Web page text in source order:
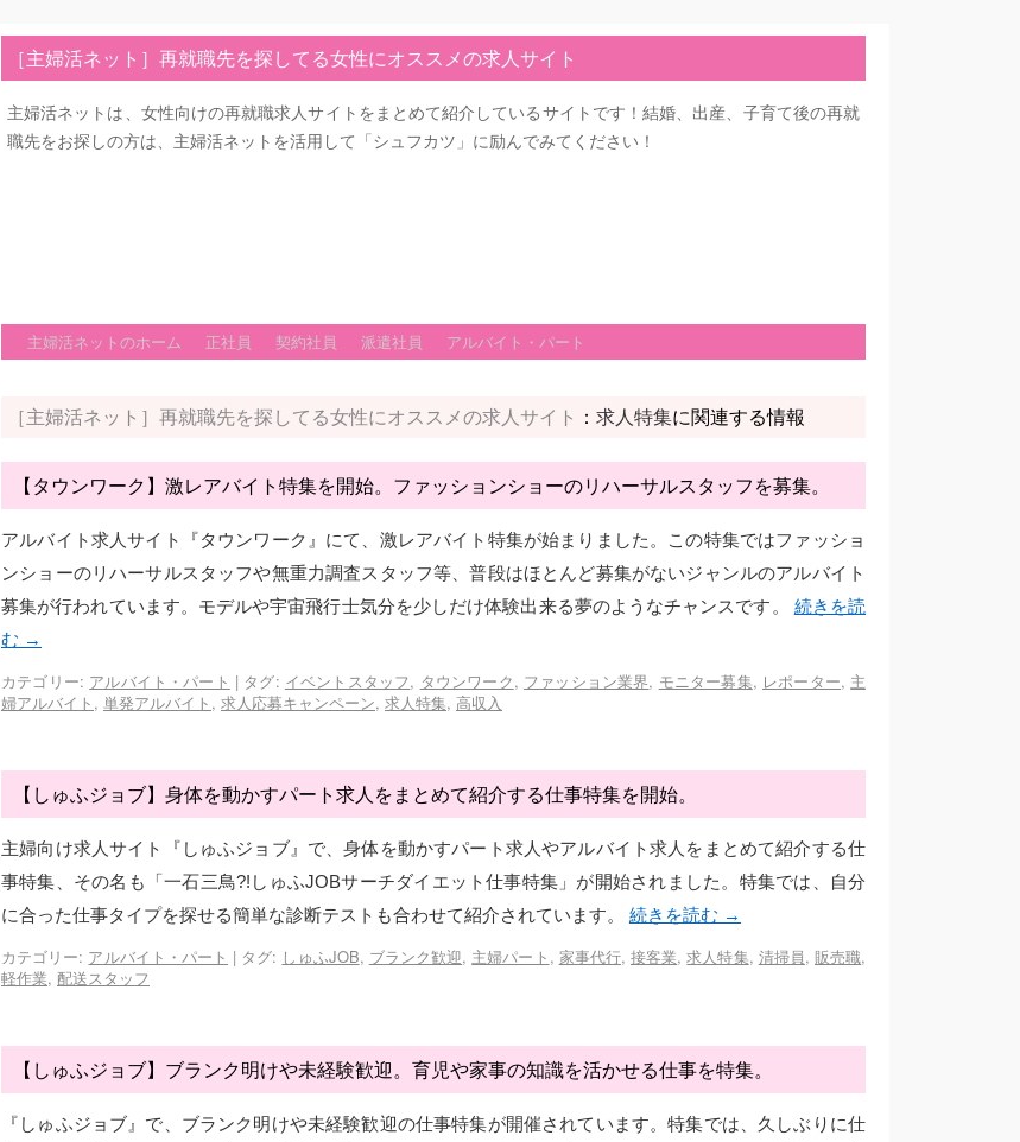
［主婦活ネット］再就職先を探してる女性にオススメの求人サイト
主婦活ネットは、女性向けの再就職求人サイトをまとめて紹介しているサイトです！結婚、出産、子育て後の再就
職先をお探しの方は、主婦活ネットを活用して「シュフカツ」に励んでみてください！
主婦活ネットのホーム 正社員 契約社員 派遣社員 アルバイト・パート
［主婦活ネット］再就職先を探してる女性にオススメの求人サイト ： 求人特集に関連する情報
【タウンワーク】激レアバイト特集を開始。ファッションショーのリハーサルスタッフを募集。
アルバイト求人サイト『タウンワーク』にて、激レアバイト特集が始まりました。この特集ではファッショ
ンショーのリハーサルスタッフや無重力調査スタッフ等、普段はほとんど募集がないジャンルのアルバイト
募集が行われています。モデルや宇宙飛行士気分を少しだけ体験出来る夢のようなチャンスです。 続きを読
む →
カテゴリー: アルバイト・パート | タグ: イベントスタッフ, タウンワーク, ファッション業界, モニター募集, レポーター, 主
婦アルバイト , 単発アルバイト , 求人応募キャンペーン, 求人特集, 高収入
【しゅふジョブ】身体を動かすパート求人をまとめて紹介する仕事特集を開始。
主婦向け求人サイト『しゅふジョブ』で、身体を動かすパート求人やアルバイト求人をまとめて紹介する仕
事特集、その名も「一石三鳥?!しゅふJOBサーチダイエット仕事特集」が開始されました。特集では、自分
に合った仕事タイプを探せる簡単な診断テストも合わせて紹介されています。 続きを読む →
カテゴリー: アルバイト・パート | タグ: しゅふJOB, ブランク歓迎, 主婦パート , 家事代行,接客業,求人特集, 清掃員, 販売職,
軽作業, 配送スタッフ
【しゅふジョブ】ブランク明けや未経験歓迎。育児や家事の知識を活かせる仕事を特集。
『しゅふジョブ』で、ブランク明けや未経験歓迎の仕事特集が開催されています。特集では、久しぶりに仕